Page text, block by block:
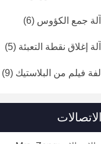
آلة جمع الكؤوس (6)
آلة إغلاق نقطة التعبئة (5)
لفة فيلم من البلاستيك (9)
الاتصالات